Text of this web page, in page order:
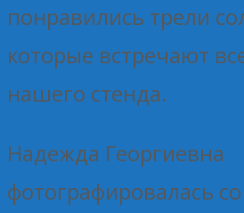
понравились трели
которые встречают
нашего стенда.
Надежда Георгиевна
фотографировалась